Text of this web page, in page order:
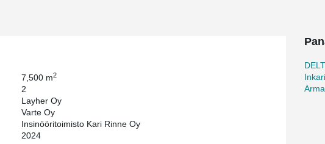
7,500 m2
2
Layher Oy
Varte Oy
Insinööritoimisto Kari Rinne Oy
2024